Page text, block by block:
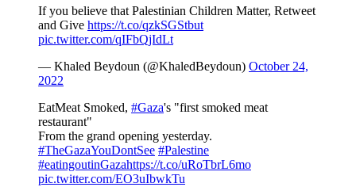
If you believe that Palestinian Children Matter, Retweet
and Give https://t.co/qzkSGStbut
pic.twitter.com/qIFbQjIdLt
— Khaled Beydoun (@KhaledBeydoun) October 24,
2022
EatMeat Smoked, #Gaza's "first smoked meat
restaurant"
From the grand opening yesterday.
#TheGazaYouDontSee #Palestine
#eatingoutinGazahttps://t.co/uRoTbrL6mo
pic.twitter.com/EO3uIbwkTu